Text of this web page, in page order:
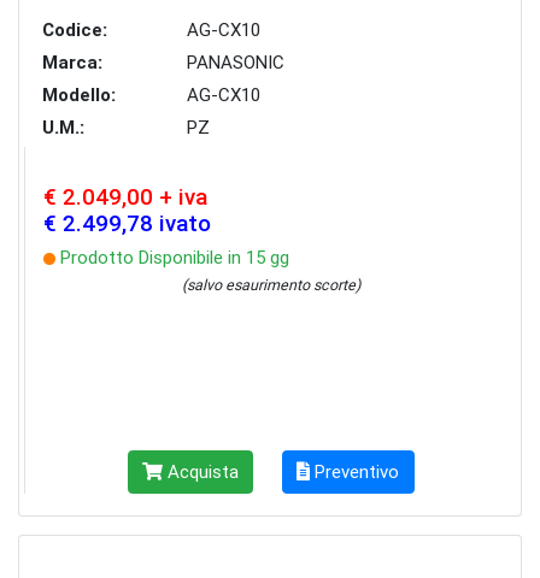
Codice:
AG-CX10
Marca:
PANASONIC
Modello:
AG-CX10
U.M.:
PZ
€ 2.049,00 + iva
€ 2.499,78 ivato
Prodotto Disponibile in 15 gg
(salvo esaurimento scorte)
Acquista Preventivo